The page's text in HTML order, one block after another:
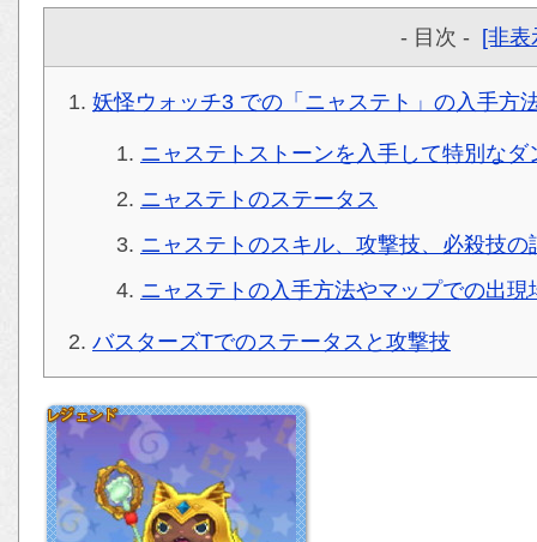
- 目次 - [非表
妖怪ウォッチ3 での「ニャステト」の入手方
ニャステトストーンを入手して特別なダ
ニャステトのステータス
ニャステトのスキル、攻撃技、必殺技の
ニャステトの入手方法やマップでの出現
バスターズTでのステータスと攻撃技